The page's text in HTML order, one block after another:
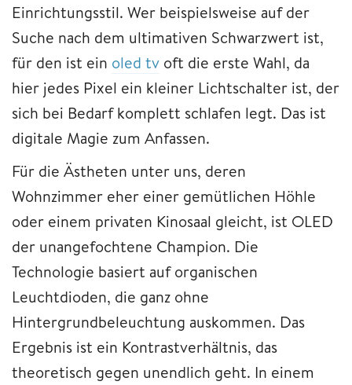
Einrichtungsstil. Wer beispielsweise auf der
Suche nach dem ultimativen Schwarzwert ist,
für den ist ein oled tv oft die erste Wahl, da
hier jedes Pixel ein kleiner Lichtschalter ist, der
sich bei Bedarf komplett schlafen legt. Das ist
digitale Magie zum Anfassen.
Für die Ästheten unter uns, deren
Wohnzimmer eher einer gemütlichen Höhle
oder einem privaten Kinosaal gleicht, ist OLED
der unangefochtene Champion. Die
Technologie basiert auf organischen
Leuchtdioden, die ganz ohne
Hintergrundbeleuchtung auskommen. Das
Ergebnis ist ein Kontrastverhältnis, das
theoretisch gegen unendlich geht. In einem